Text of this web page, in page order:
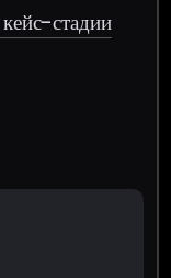
стадии